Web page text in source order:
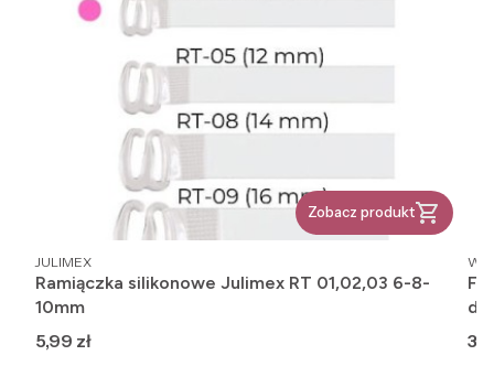
Zobacz produkt
PRODUCENT
JULIMEX
Ramiączka silikonowe Julimex RT 01,02,03 6-8-
10mm
Cena
5,99 zł